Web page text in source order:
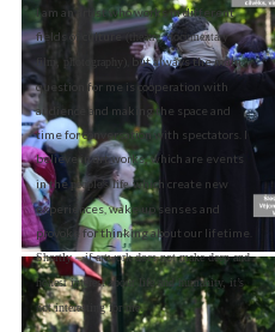
I am an artist who works in different
fields of culture
(theatre, documentary
film, photography)
, but always the main
question for me is cooperation with
audience and making the space and
time for conversation with spectators. I
believe in art works,which are events
in the people’s life, which create new
experiences, wake up senses and
provoke for thinking about our lifetime.
Shortly – if artwork does not make deep and
honest interest about life and humanity, it’s
not interesting for me.